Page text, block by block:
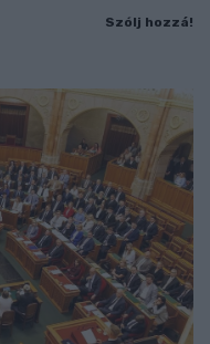
Szólj hozzá!